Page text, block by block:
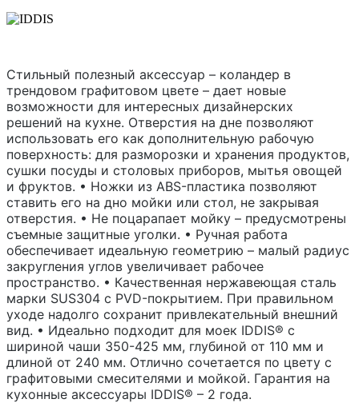
Стильный полезный аксессуар – коландер в
трендовом графитовом цвете – дает новые
возможности для интересных дизайнерских
решений на кухне. Отверстия на дне позволяют
использовать его как дополнительную рабочую
поверхность: для разморозки и хранения продуктов,
сушки посуды и столовых приборов, мытья овощей
и фруктов. • Ножки из ABS-пластика позволяют
ставить его на дно мойки или стол, не закрывая
отверстия. • Не поцарапает мойку – предусмотрены
съемные защитные уголки. • Ручная работа
обеспечивает идеальную геометрию – малый радиус
закругления углов увеличивает рабочее
пространство. • Качественная нержавеющая сталь
марки SUS304 с PVD-покрытием. При правильном
уходе надолго сохранит привлекательный внешний
вид. • Идеально подходит для моек IDDIS® с
шириной чаши 350-425 мм, глубиной от 110 мм и
длиной от 240 мм. Отлично сочетается по цвету с
графитовыми смесителями и мойкой. Гарантия на
кухонные аксессуары IDDIS® – 2 года.